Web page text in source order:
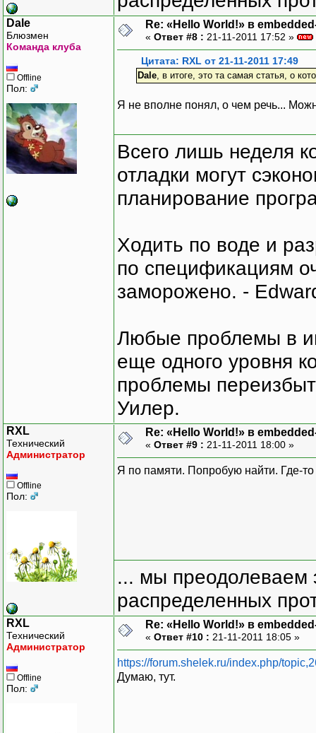
Dale
Блюзмен
Команда клуба
Offline
Пол:
Re: «Hello World!» в
« Ответ #8 : 21-11-2011 17:52 »
Цитата: RXL от 21-11-2011 17:49
Dale, в итоге, это та самая статья, о
Я не вполне понял, о чем речь...
Всего лишь неделя
отладки могут
планирование
Ходить по воде и
по спецификациям
заморожено. -
Любые проблемы в
еще одного уровня
проблемы
Уилер.
RXL
Технический
Администратор
Offline
Пол:
Re: «Hello World!» в
« Ответ #9 : 21-11-2011 18:00 »
Я по памяти. Попробую найти. Где-
... мы преодолеваем
распределенных
RXL
Технический
Администратор
Offline
Пол:
Re: «Hello World!» в
« Ответ #10 : 21-11-2011 18:05 »
https://forum.shelek.ru/index.php/
Думаю, тут.